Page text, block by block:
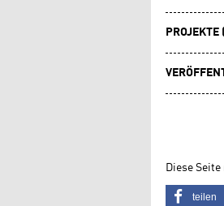
Diese
teilen